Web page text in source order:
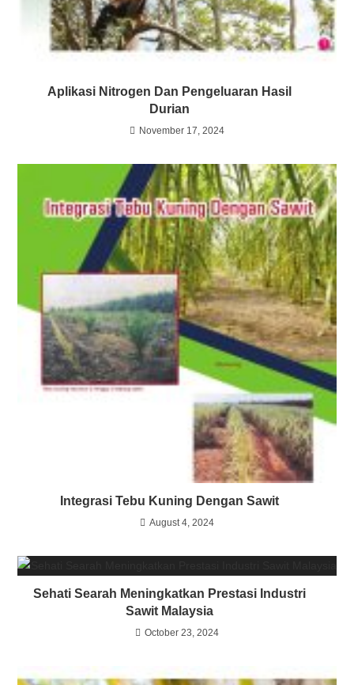
Aplikasi Nitrogen Dan Pengeluaran Hasil
Durian
November 17, 2024
Integrasi Tebu Kuning Dengan Sawit
August 4, 2024
Sehati Searah Meningkatkan Prestasi Industri
Sawit Malaysia
October 23, 2024